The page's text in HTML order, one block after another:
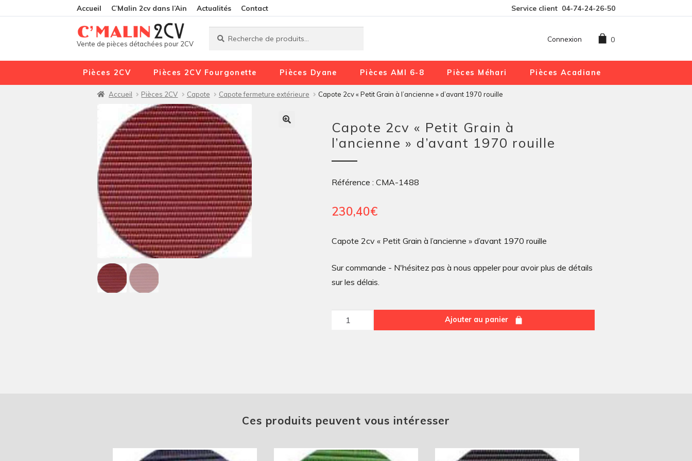
Accueil C’Malin 2cv dans l’Ain Actualités Contact Service client 04-74-24-26-50
Vente de pièces détachées pour 2CV
Recherche
Recherche
0
Connexion
Pièces 2CV Pièces 2CV Fourgonette Pièces Dyane Pièces AMI 6-8 Pièces Méhari Pièces Acadiane
Accueil Pièces 2CV Capote Capote fermeture extérieure Capote 2cv « Petit Grain à l’ancienne » d’avant 1970 rouille
Capote 2cv « Petit Grain à
l’ancienne » d’avant 1970 rouille
Référence : CMA-1488
230,40€
Capote 2cv « Petit Grain à l’ancienne » d’avant 1970 rouille
Sur commande - N'hésitez pas à nous appeler pour avoir plus de détails
sur les délais.
quantité
l'ancienne »
1970
Ajouter au panier
Ces produits peuvent vous intéresser